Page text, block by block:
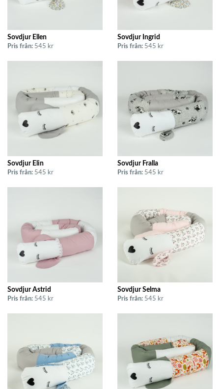
Sovdjur Ellen
Pris från: 545 kr
Sovdjur Ingrid
Pris från: 545 kr
Sovdjur Elin
Pris från: 545 kr
Sovdjur Fralla
Pris från: 545 kr
Sovdjur Astrid
Pris från: 545 kr
Sovdjur Selma
Pris från: 545 kr